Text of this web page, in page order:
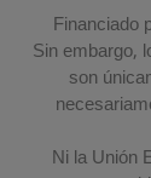
Financiado
Sin embargo,
son
Ni la Unión